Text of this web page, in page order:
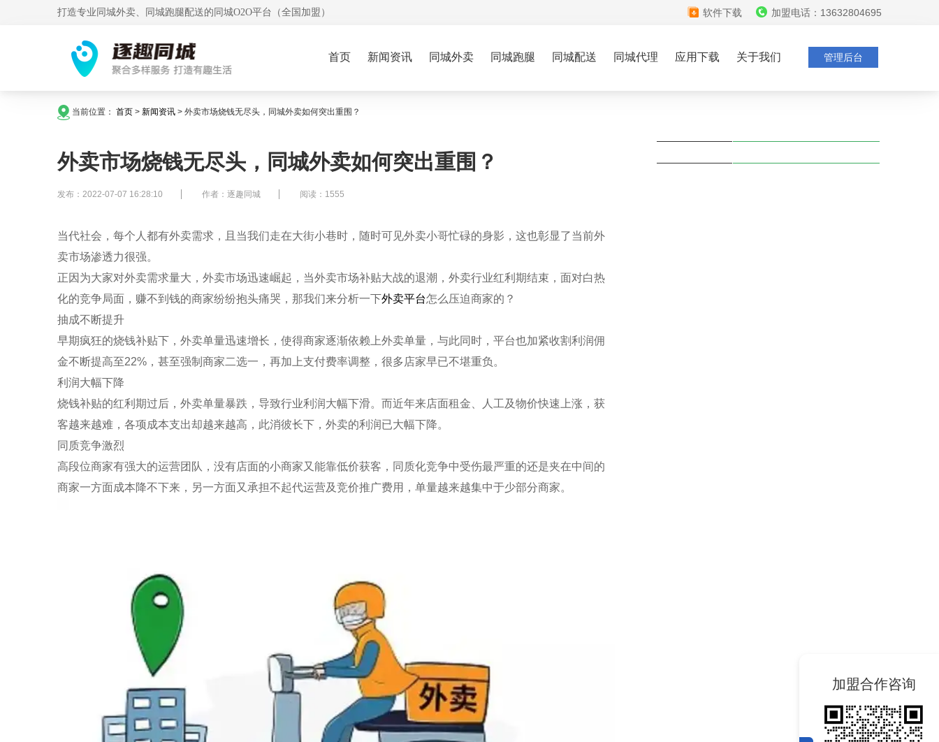
打造专业同城外卖、同城跑腿配送的同城O2O平台（全国加盟） 软件下载 加盟电话：13632804695
首页 新闻资讯 同城外卖 同城跑腿 同城配送 同城代理 应用下载 关于我们 管理后台
加盟合作咨询
当前位置： 首页 > 新闻资讯 > 外卖市场烧钱无尽头，同城外卖如何突出重围？
外卖市场烧钱无尽头，同城外卖如何突出重围？
发布：2022-07-07 16:28:10 作者：逐趣同城 阅读：1555
当代社会，每个人都有外卖需求，且当我们走在大街小巷时，随时可见外卖小哥忙碌的身影，这也彰显了当前外
卖市场渗透力很强。
正因为大家对外卖需求量大，外卖市场迅速崛起，当外卖市场补贴大战的退潮，外卖行业红利期结束，面对白热
化的竞争局面，赚不到钱的商家纷纷抱头痛哭，那我们来分析一下外卖平台怎么压迫商家的？
抽成不断提升
早期疯狂的烧钱补贴下，外卖单量迅速增长，使得商家逐渐依赖上外卖单量，与此同时，平台也加紧收割利润佣
金不断提高至22%，甚至强制商家二选一，再加上支付费率调整，很多店家早已不堪重负。
利润大幅下降
烧钱补贴的红利期过后，外卖单量暴跌，导致行业利润大幅下滑。而近年来店面租金、人工及物价快速上涨，获
客越来越难，各项成本支出却越来越高，此消彼长下，外卖的利润已大幅下降。
同质竞争激烈
高段位商家有强大的运营团队，没有店面的小商家又能靠低价获客，同质化竞争中受伤最严重的还是夹在中间的
商家一方面成本降不下来，另一方面又承担不起代运营及竞价推广费用，单量越来越集中于少部分商家。